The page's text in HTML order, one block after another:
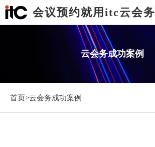
会议预约就用itc云会务
云会务成功案例
首页>云会务成功案例